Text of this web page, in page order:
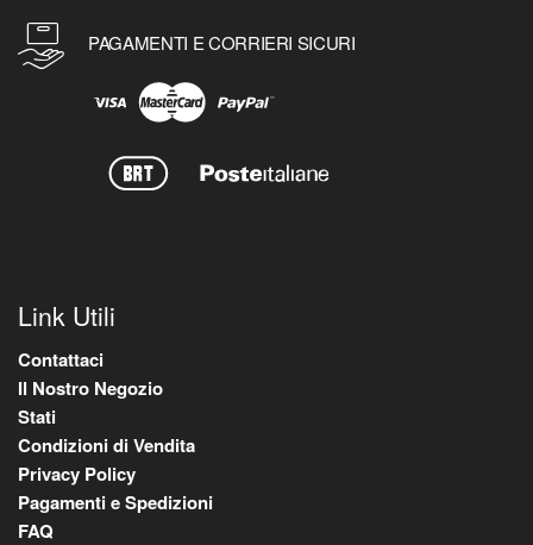
PAGAMENTI E CORRIERI SICURI
Link Utili
Contattaci
Il Nostro Negozio
Stati
Condizioni di Vendita
Privacy Policy
Pagamenti e Spedizioni
FAQ